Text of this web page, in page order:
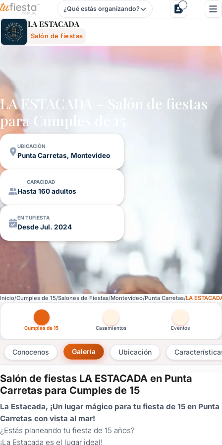
La Estacada - Salón De Fiestas En Punta Carretas,
¿Qué estás organizando?
LA ESTACADA
Salón de fiestas
LA ESTACADA – Salón de fiestas
para Cumples de 15
UBICACIÓN
Punta Carretas, Montevideo
CAPACIDAD
Hasta 160 adultos
EN TUFIESTA
Desde Jul. 2024
Inicio Cumples de 15 Salones de Fiestas Montevideo Punta Carretas LA
Otras versiones de esta ficha por tipo de festejo
Cumples de 15 Casamientos Eventos
Conocenos Galería Ubicación
Salón de fiestas LA ESTACADA en Punta
Carretas para Cumples de 15
La Estacada, ¡Un lugar mágico para tu fiesta de 15 en Punta
Carretas con vista al mar!
¿Estás planeando tu fiesta de 15 años?
¡La Estacada es el lugar ideal!
×
Consultar
tenés
cuenta?